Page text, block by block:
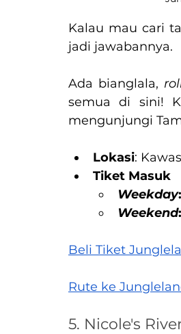
Kalau mau cari
jadi jawabannya.
Ada bianglala,
semua di sini!
mengunjungi
Lokasi:
Tiket Masuk
Weekday
Weekend
Beli Tiket
Rute ke
5. Nicole's